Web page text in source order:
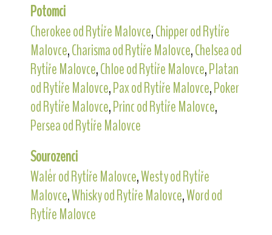
Potomci
Cherokee od Rytíře Malovce,Chipper od Rytíře
Malovce,Charisma od Rytíře Malovce,Chelsea od
Rytíře Malovce,Chloe od Rytíře Malovce,Platan
od Rytíře Malovce,Pax od Rytíře Malovce,Poker
od Rytíře Malovce,Princ od Rytíře Malovce,
Persea od Rytíře Malovce
Sourozenci
Walér od Rytíře Malovce,Westy od Rytíře
Malovce,Whisky od Rytíře Malovce,Word od
Rytíře Malovce